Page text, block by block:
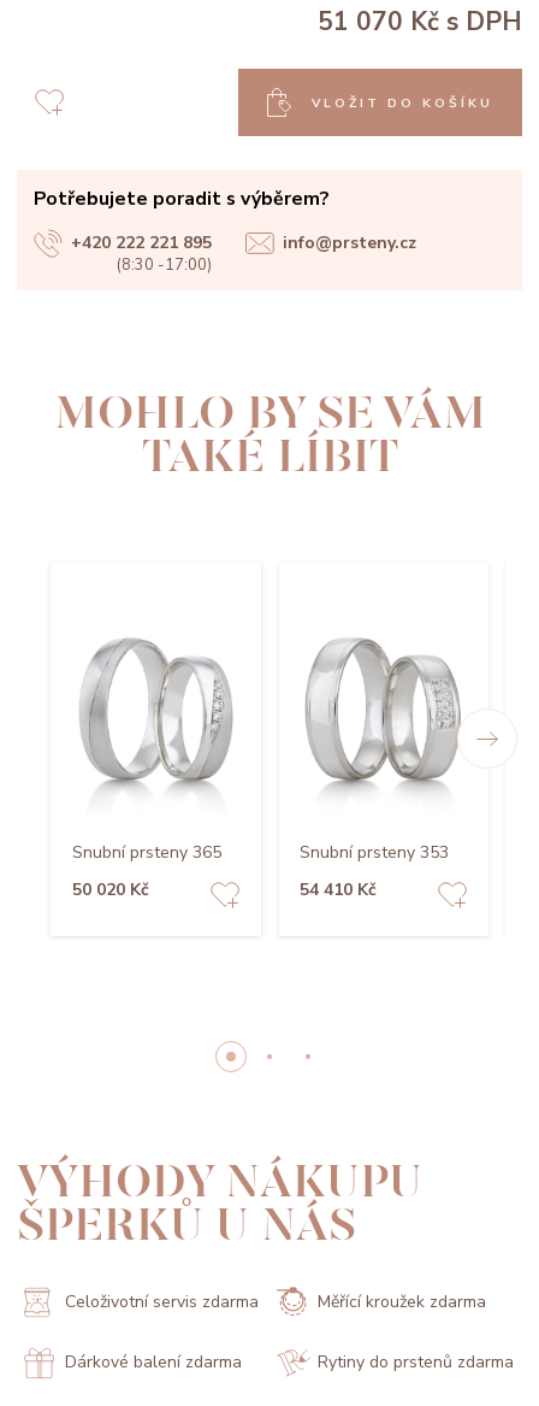
51 070 Kč s DPH
VLOŽIT DO KOŠÍKU
Potřebujete poradit s výběrem?
+420 222 221 895
(8:30 -17:00)
info@prsteny.cz
MOHLO BY SE VÁM
TAKÉ LÍBIT
Snubní prsteny 365
50 020 Kč
Snubní prsteny 353
54 410 Kč
VÝHODY NÁKUPU
ŠPERKŮ U NÁS
Celoživotní servis zdarma Měřící kroužek zdarma
Dárkové balení zdarma Rytiny do prstenů zdarma